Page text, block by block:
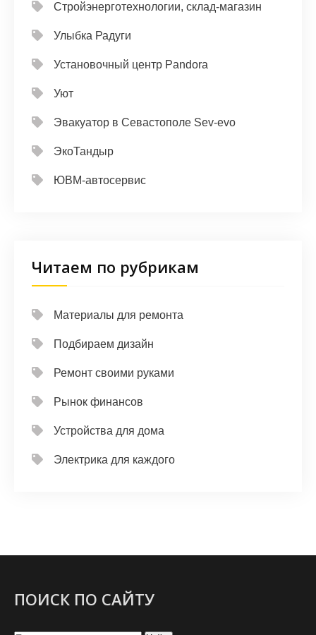
Стройэнерготехнологии, склад-магазин
Улыбка Радуги
Установочный центр Pandora
Уют
Эвакуатор в Севастополе Sev-evo
ЭкоТандыр
ЮВМ-автосервис
Читаем по рубрикам
Материалы для ремонта
Подбираем дизайн
Ремонт своими руками
Рынок финансов
Устройства для дома
Электрика для каждого
ПОИСК ПО САЙТУ